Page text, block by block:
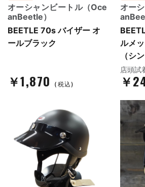
オーシャンビートル（Oce
anBeetle）
BEETLE 70s バイザー オ
ールブラック
￥1,870 (税込)
オー
ルメ
（シ
店頭試
￥